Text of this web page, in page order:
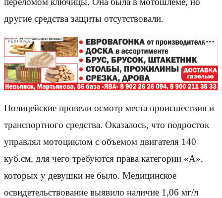
другие средства защиты отсутствовали.
РЕКЛАМА
Полицейские провели осмотр места происшествия и
транспортного средства. Оказалось, что подросток
управлял мотоциклом с объемом двигателя 140
куб.см, для чего требуются права категории «А»,
которых у девушки не было. Медицинское
освидетельствование выявило наличие 1,06 мг/л